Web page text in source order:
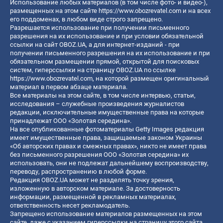
Использование любых материалов (в том числе фото- и видео-),
размещенных на этом сайте https://www.obozrevatel.com и на всех
его поддоменах, в любом виде строго запрещено.
Разрешается использование при получении письменного
разрешения на их использование и при условии обязательной
ссылки на сайт OBOZ.UA, а для интернет-изданий - при
получении письменного разрешения на их использование и при
обязательном размещении прямой, открытой для поисковых
систем, гиперссылки на страницу OBOZ.UA по ссылке
https://www.obozrevatel.com, на которой размещен оригинальный
материал в первом абзаце материала.
Все материалы на этом сайте, в том числе интервью, статьи,
исследования – служебные произведения журналистов
редакции, исключительные имущественные права на которые
принадлежат ООО «Золотая середина».
На все опубликованные фотоматериалы Getty Images редакция
имеет имущественные права, защищаемые законом Украины
«Об авторских правах и смежных правах», никто не имеет права
без письменного разрешения ООО «Золотая середина» их
использовать, они не подлежат дальнейшему воспроизводству,
переводу, распространению в любой форме.
Редакция OBOZ.UA может не разделять точку зрения,
изложенную в авторском материале. За достоверность
информации, размещенной в рекламных материалах,
ответственность несет рекламодатель.
Запрещено использование материалов размещенных на этом